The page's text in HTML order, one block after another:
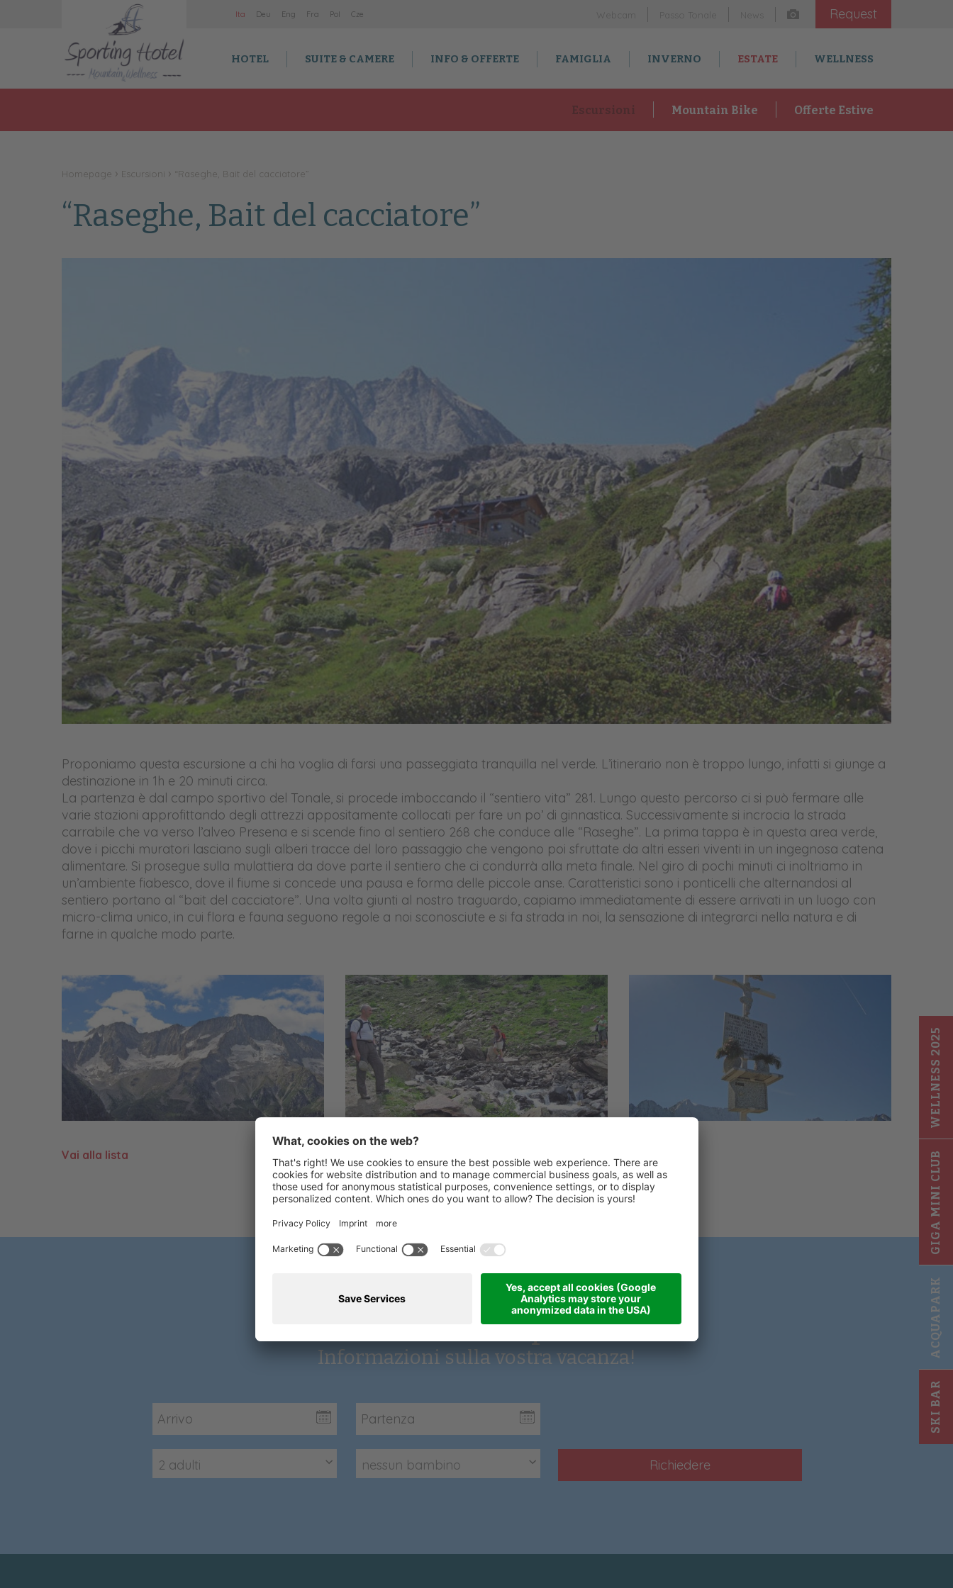
Ita Deu Eng Fra Pol Cze Request
Webcam Passo Tonale News
HOTEL SUITE & CAMERE INFO & OFFERTE FAMIGLIA INVERNO ESTATE WELLNESS
Escursioni Mountain Bike Offerte Estive
Homepage Escursioni “Raseghe, Bait del cacciatore”
SKI BAR
ACQUAPARK
GIGA MINI CLUB
WELLNESS 2025
“Raseghe, Bait del cacciatore”
Proponiamo questa escursione a chi ha voglia di farsi una passeggiata tranquilla nel verde. L’itinerario non è troppo lungo, infatti si giunge a
destinazione in 1h e 20 minuti circa.
La partenza è dal campo sportivo del Tonale, si procede imboccando il “sentiero vita” 281. Lungo questo percorso ci si può fermare alle
varie stazioni approfittando degli attrezzi appositamente collocati per fare un po’ di ginnastica. Successivamente si incrocia la strada
carrabile che va verso l’alveo Presena e si scende fino al sentiero 268 che conduce alle “Raseghe”. La prima tappa è in questa area verde,
dove i picchi muratori lasciano sugli alberi tracce del loro passaggio che vengono poi sfruttate da altri esseri viventi in un ingegnosa catena
alimentare. Si prosegue sulla mulattiera da dove parte il sentiero che ci condurrà alla meta finale. Nel giro di pochi minuti ci inoltriamo in
un’ambiente fiabesco, dove il fiume si concede una pausa e forma delle piccole anse. Caratteristici sono i ponticelli che alternandosi al
sentiero portano al “bait del cacciatore”. Una volta giunti al nostro traguardo, capiamo immediatamente di essere arrivati in un luogo con
micro-clima unico, in cui flora e fauna seguono regole a noi sconosciute e si fa strada in noi, la sensazione di integrarci nella natura e di
farne in qualche modo parte.
Vai alla lista
Richiesta rapida
Informazioni sulla vostra vacanza!
2 adulti nessun bambino Richiedere